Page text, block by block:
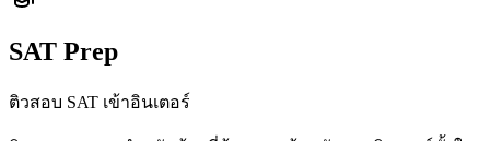
SAT Prep
ติวสอบ SAT เข้าอินเตอร์